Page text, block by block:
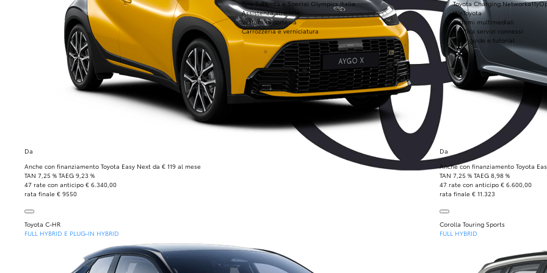
Da
Anche con finanziamento Toyota Easy Next da € 119 al mese
TAN 7,25 % TAEG 9,23 %
47 rate con anticipo € 6.340,00
rata finale € 9550
Da
Anche con finanziamento Toyota
TAN 7,25 % TAEG 8,98 %
47 rate con anticipo € 6.600,00
rata finale € 11.323
Toyota C-HR
FULL HYBRID E PLUG-IN HYBRID
Corolla Touring Sports
FULL HYBRID
Tyre Park
Assistenza stradale
Vettura di cortesia
Carrozzeria e verniciatura
Toyota Charging Network
WeToyota
Sistemi multimediali
Verifica servizi connessi
FAQ, guide e tutorial
Toyota e Special Olympics Italia